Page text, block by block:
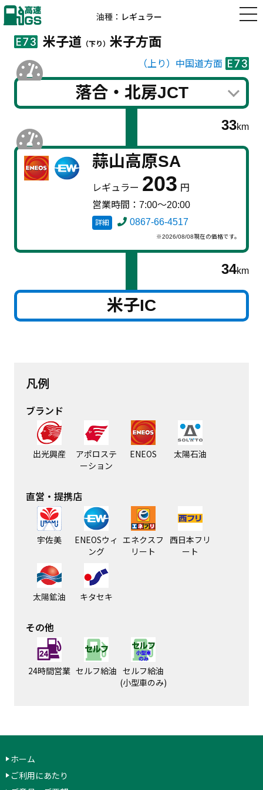
高速道路の
ガソリン価格
油種： レギュラー
米子道 （下り） 米子方面
（上り）中国道方面
落合・北房JCT
33km
蒜山高原SA
レギュラー 203 円
営業時間：7:00～20:00
詳細 0867-66-4517
※2026/08/08現在の価格です。
34km
米子IC
凡例
ブランド
出光興産
アポロステ
ーション
ENEOS 太陽石油
直営・提携店
宇佐美
ENEOSウィ
ング
エネクスフ
リート
西日本フリ
ート
太陽鉱油 キタセキ
その他
24時間営業 セルフ給油 セルフ給油
(小型車のみ)
ホーム
ご利用にあたり